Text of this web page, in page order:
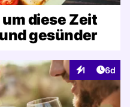
diese Zeit
gesünder
1
Interaktionen
6d